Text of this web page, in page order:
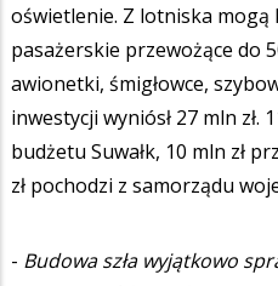
oświetlenie. Z lotniska
pasażerskie przewożące do
awionetki, śmigłowce,
inwestycji wyniósł 27 mln zł.
budżetu Suwałk, 10 mln zł
zł pochodzi z samorządu
- Budowa szła wyjątkowo